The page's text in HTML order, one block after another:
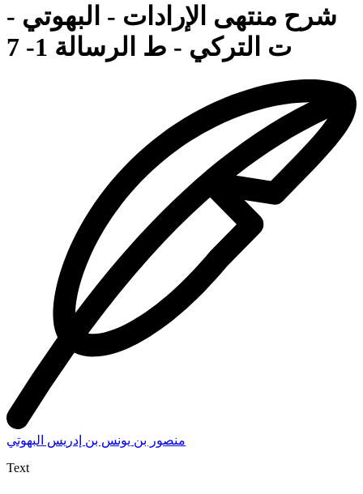
شرح منتهى الإرادات - البهوتي -
ت التركي - ط الرسالة 1- 7
منصور بن يونس بن إدريس البهوتي
Text